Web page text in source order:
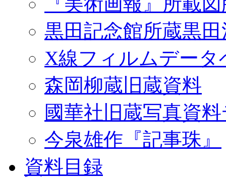
黒田記念館所蔵黒
X線フィルムデータ
森岡柳蔵旧蔵資料
國華社旧蔵写真資
今泉雄作『記事珠』
資料目録